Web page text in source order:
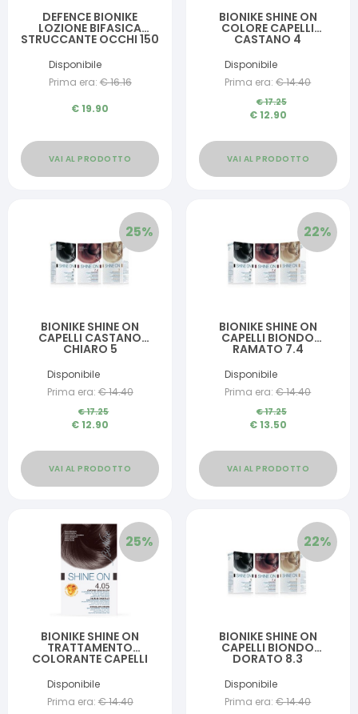
DEFENCE BIONIKE
LOZIONE BIFASICA
STRUCCANTE OCCHI 150
Disponibile
Prima era: €16.16
€19.90
VAI AL PRODOTTO
BIONIKE SHINE ON
COLORE CAPELLI
CASTANO 4
Disponibile
Prima era: €14.40
€17.25
€12.90
VAI AL PRODOTTO
25%
BIONIKE SHINE ON
CAPELLI CASTANO
CHIARO 5
Disponibile
Prima era: €14.40
€17.25
€12.90
VAI AL PRODOTTO
22%
BIONIKE SHINE ON
CAPELLI BIONDO
RAMATO 7.4
Disponibile
Prima era: €14.40
€17.25
€13.50
VAI AL PRODOTTO
25%
BIONIKE SHINE ON
TRATTAMENTO
COLORANTE CAPELLI
4.05
Disponibile
Prima era: €14.40
22%
BIONIKE SHINE ON
CAPELLI BIONDO
DORATO 8.3
Disponibile
Prima era: €14.40